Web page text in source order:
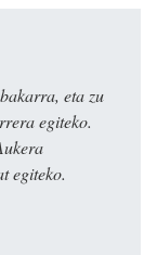
eta zu
egiteko.
egiteko.